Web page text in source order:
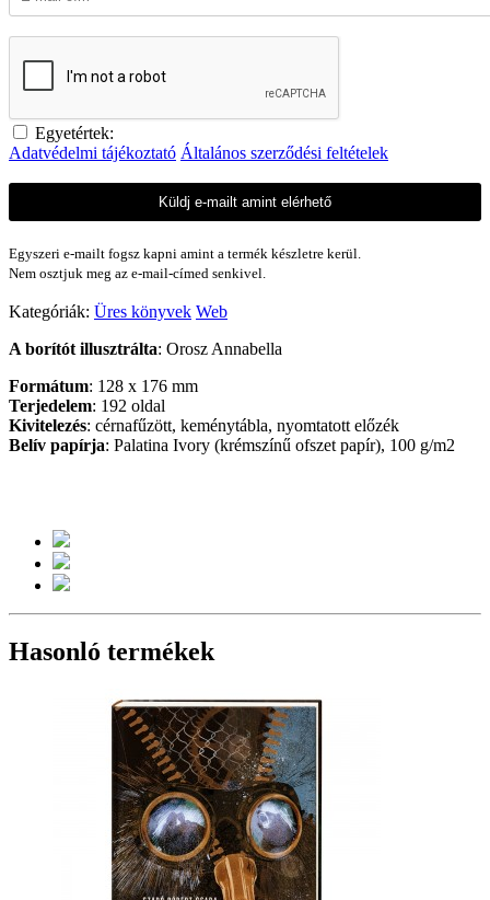
Egyetértek:
Adatvédelmi tájékoztató Általános szerződési feltételek
Küldj e-mailt amint elérhető
Egyszeri e-mailt fogsz kapni amint a termék készletre kerül.
Nem osztjuk meg az e-mail-címed senkivel.
Kategóriák: Üres könyvek Web
A borítót illusztrálta: Orosz Annabella
Formátum: 128 x 176 mm
Terjedelem: 192 oldal
Kivitelezés: cérnafűzött, keménytábla, nyomtatott előzék
Belív papírja: Palatina Ivory (krémszínű ofszet papír), 100 g/m2
Hasonló termékek